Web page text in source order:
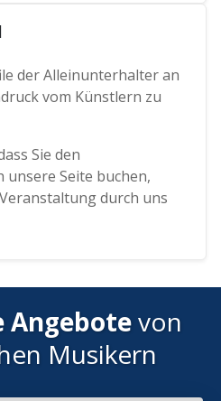
der Alleinunterhalter an
vom Künstlern zu
Sie den
Seite buchen,
durch uns
Angebotevon
Musikern